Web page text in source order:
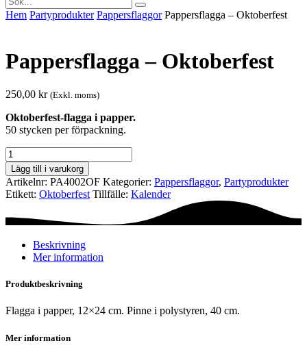
Hem Party­­produkter Pappers­flaggor Pappersflagga – Oktoberfest
Pappersflagga – Oktoberfest
250,00 kr (Exkl. moms)
Oktoberfest-flagga i papper.
50 stycken per förpackning.
Pappersflagga
-
Oktoberfest
mängd
Lägg till i varukorg
Artikelnr: PA4002OF Kategorier: Pappers­flaggor, Party­­produkter
Etikett: Oktoberfest Tillfälle: Kalender
Beskrivning
Mer information
Produktbeskrivning
Flagga i papper, 12×24 cm. Pinne i polystyren, 40 cm.
Mer information